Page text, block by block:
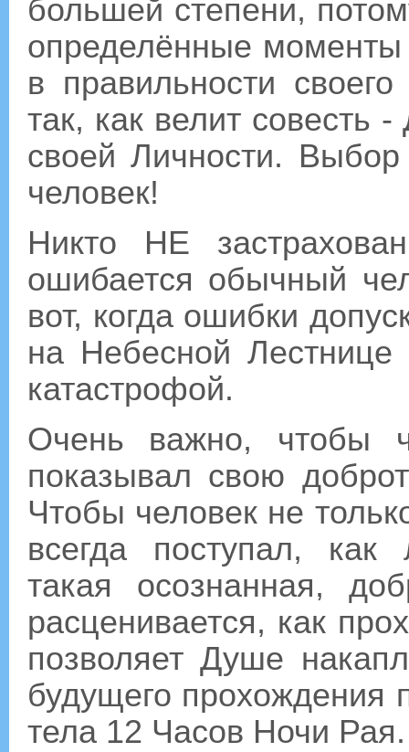
большей степени,
определённые
в правильности
так, как велит совесть
своей Личности.
человек!
Никто НЕ
ошибается обычный
вот, когда ошибки
на Небесной
катастрофой.
Очень важно, чтобы
показывал свою
Чтобы человек не
всегда поступал,
такая осознанная,
расценивается, как
позволяет Душе
будущего прохождения
тела 12 Часов Ночи Рая.